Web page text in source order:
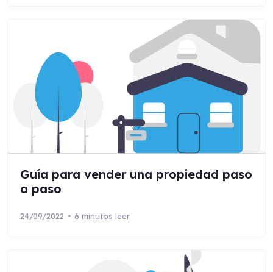
Guía para vender una propiedad paso
a paso
24/09/2022 6 minutos leer